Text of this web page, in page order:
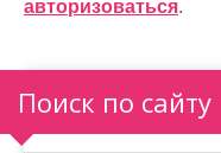
и
я
п
авторизоваться.
Поиск по сайту